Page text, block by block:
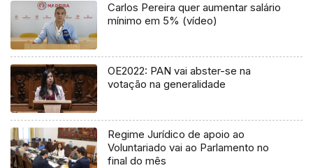
Carlos Pereira quer aumentar salário
mínimo em 5% (vídeo)
OE2022: PAN vai abster-se na
votação na generalidade
Regime Jurídico de apoio ao
Voluntariado vai ao Parlamento no
final do mês